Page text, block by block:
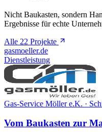
Nicht Baukasten, sondern
Ergebnisse für echte
Alle 22 Projekte
gasmoeller.de
Dienstleistung
Gas-Service Möller e.K. ·
Vom Baukasten zur